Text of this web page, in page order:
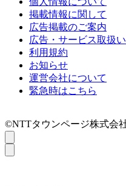
掲載情報に関して
広告掲載のご案内
広告・サービス取扱
利用規約
お知らせ
運営会社について
緊急時はこちら
©NTTタウンページ株式会社